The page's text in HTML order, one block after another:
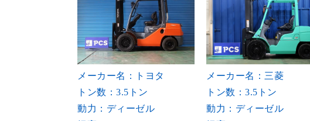
メーカー名：トヨタ
トン数：3.5トン
動力：ディーゼル
メーカー名：三菱
トン数：3.5トン
動力：ディーゼル